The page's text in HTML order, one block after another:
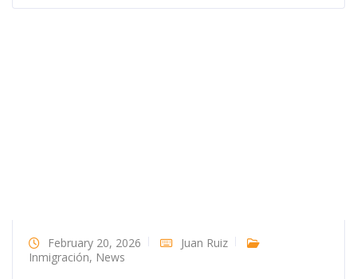
February 20, 2026
Juan Ruiz
Inmigración, News